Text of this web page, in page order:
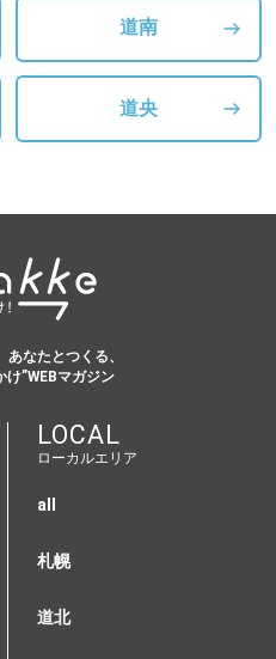
道南
道央
なたとつくる、
け”WEBマガジン
LOCAL
ローカルエリア
all
札幌
道北